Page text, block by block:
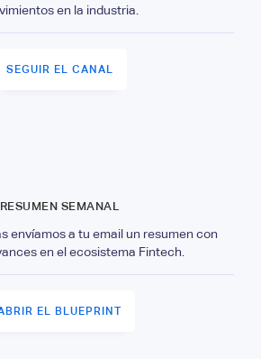
en la industria.
SEGUIR EL CANAL
RESUMEN SEMANAL
envíamos a tu email un resumen con
en el ecosistema Fintech.
EL BLUEPRINT